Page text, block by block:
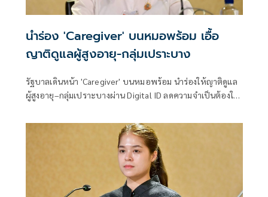
นำร่อง 'Caregiver' บนหมอพร้อม เอื้อ
ญาติดูแลผู้สูงอายุ-กลุ่มเปราะบาง
รัฐบาลเดินหน้า 'Caregiver' บนหมอพร้อม นำร่องให้ญาติดูแล
ผู้สูงอายุ–กลุ่มเปราะบางผ่าน Digital ID ลดความจำเป็นต้องใช้